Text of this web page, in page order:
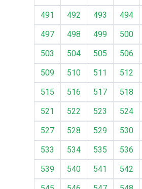
491
492 493 494
497
498 499 500
503
504 505 506
509
510 511 512
515
516 517 518
521
522 523 524
527
528 529 530
533
534 535 536
539
540 541 542